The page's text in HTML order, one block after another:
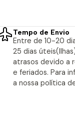
Tempo de Envio
Entre de 10-20
25 dias
atrasos devido a
e feriados. Para
a nossa política